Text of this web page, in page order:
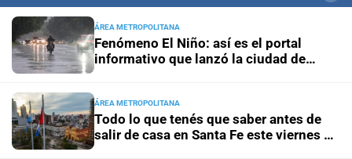
Conferencia de prensaLa causa por el geriátrico
incendiado podría extenderse a otros establecimientos
clandestinos
El cuidador recuperó la libertad
abandono de personas a la dueña del asilo clandestino
de Santa Fe
ÁREA METROPOLITANA
Fenómeno El Niño: así es el portal
informativo que lanzó la ciudad de
ÁREA METROPOLITANA
Todo lo que tenés que saber antes de
salir de casa en Santa Fe este viernes 7